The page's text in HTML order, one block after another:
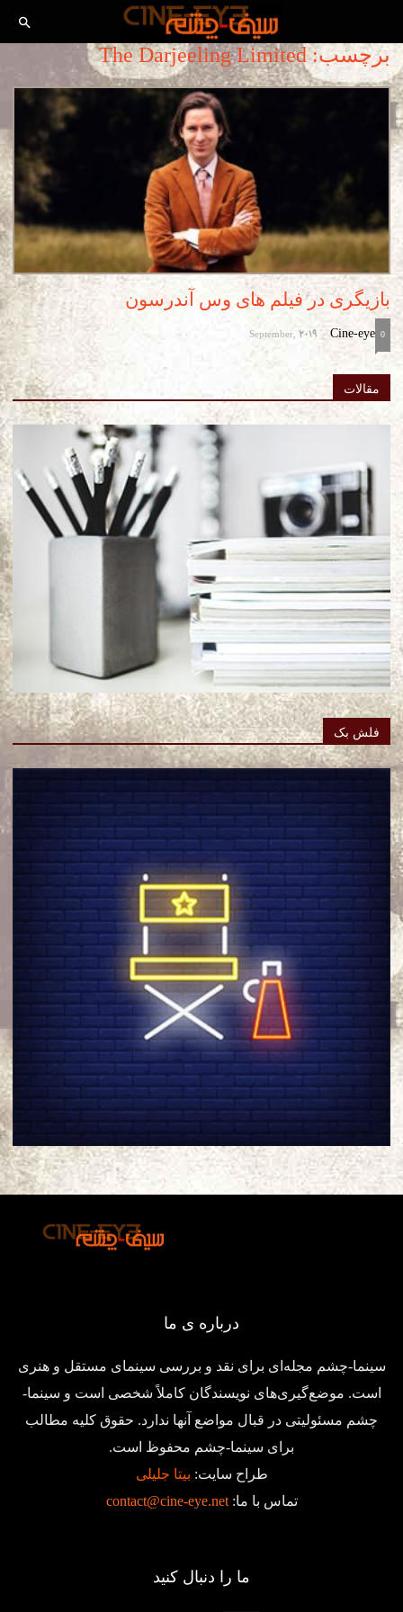
برچسب: The Darjeeling Limited
بازیگری در فیلم های وس آندرسون
Cine-eye
-
September, 2019 0
مقالات
فلش بک
درباره ی ما
سینما-چشم مجله‌ای برای نقد و بررسی سینمای مستقل و هنری
است. موضع‌گیری‌های نویسندگان کاملاً شخصی است و سینما-
چشم مسئولیتی در قبال مواضع آنها ندارد. حقوق کلیه مطالب
برای سینما-چشم محفوظ است.
طراح سایت: بیتا جلیلی
تماس با ما:contact@cine-eye.net
ما را دنبال کنید